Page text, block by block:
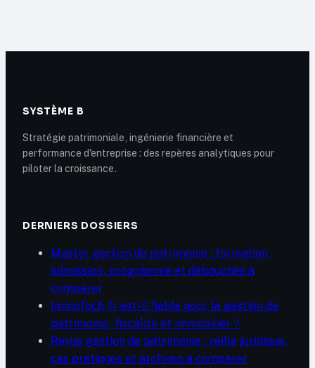
zéro clic
votre identité
SYSTÈME B
Stratégie patrimoniale, ingénierie financière et
performance d'entreprise : des repères analytiques pour
piloter la croissance.
DERNIERS DOSSIERS
Master gestion de patrimoine : formation,
admission, programme et débouchés à
comparer
Immofoch.fr est-il fiable pour la gestion de
patrimoine, fiscalité et immobilier ?
Revue gestion de patrimoine : veille juridique,
cas pratiques et archives à comparer